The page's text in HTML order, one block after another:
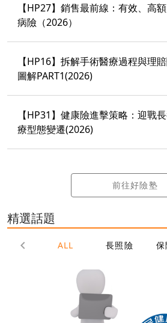
【HP27】銷售最前線：有效、高
病險（2026）
【HP16】拆解手術醫療過程與理
圖解PART1(2026)
【HP31】健康險進擊策略：迎戰
療型態變遷(2026)
前往好險塾
精選話題
ALL 長照險 保